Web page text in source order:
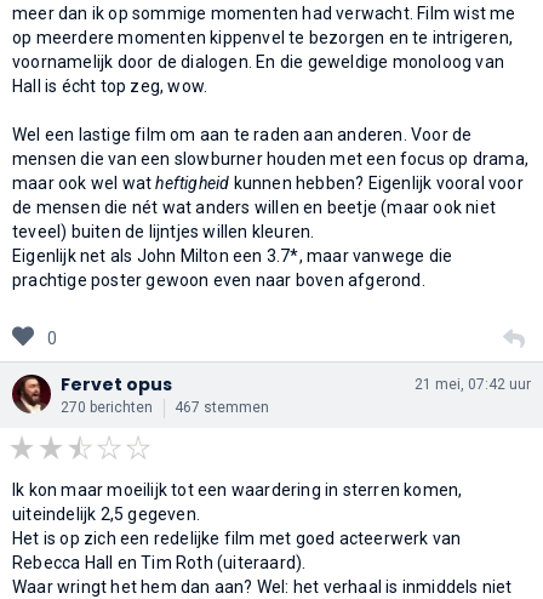
meer dan ik op sommige momenten had verwacht. Film wist me
op meerdere momenten kippenvel te bezorgen en te intrigeren,
voornamelijk door de dialogen. En die geweldige monoloog van
Hall is écht top zeg, wow.
Wel een lastige film om aan te raden aan anderen. Voor de
mensen die van een slowburner houden met een focus op drama,
maar ook wel watheftigheid kunnen hebben? Eigenlijk vooral voor
de mensen die nét wat anders willen en beetje (maar ook niet
teveel) buiten de lijntjes willen kleuren.
Eigenlijk net als John Milton een 3.7*, maar vanwege die
prachtige poster gewoon even naar boven afgerond.
0
Fervet opus
270 berichten 467 stemmen
21 mei, 07:42 uur
Ik kon maar moeilijk tot een waardering in sterren komen,
uiteindelijk 2,5 gegeven.
Het is op zich een redelijke film met goed acteerwerk van
Rebecca Hall en Tim Roth (uiteraard).
Waar wringt het hem dan aan? Wel: het verhaal is inmiddels niet